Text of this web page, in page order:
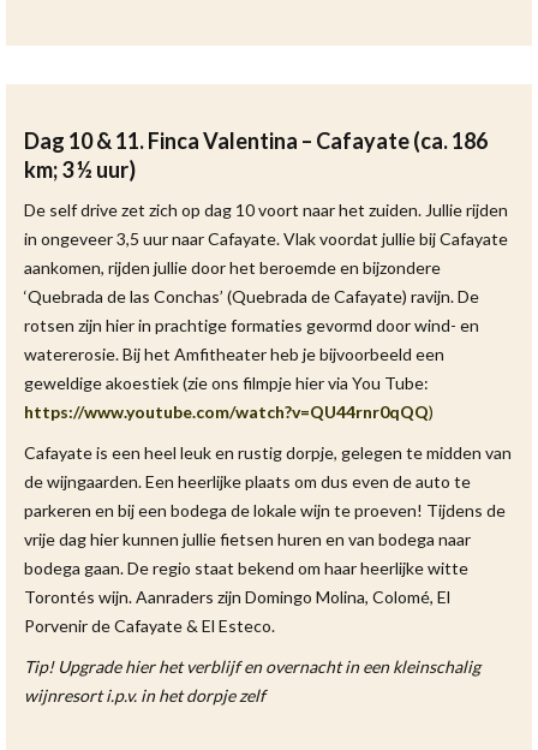
Dag 10 & 11. Finca Valentina – Cafayate (ca. 186
km; 3 ½ uur)
De self drive zet zich op dag 10 voort naar het zuiden. Jullie rijden
in ongeveer 3,5 uur naar Cafayate. Vlak voordat jullie bij Cafayate
aankomen, rijden jullie door het beroemde en bijzondere
‘Quebrada de las Conchas’ (Quebrada de Cafayate) ravijn. De
rotsen zijn hier in prachtige formaties gevormd door wind- en
watererosie. Bij het Amfitheater heb je bijvoorbeeld een
geweldige akoestiek (zie ons filmpje hier via You Tube:
https://www.youtube.com/watch?v=QU44rnr0qQQ)
Cafayate is een heel leuk en rustig dorpje, gelegen te midden van
de wijngaarden. Een heerlijke plaats om dus even de auto te
parkeren en bij een bodega de lokale wijn te proeven! Tijdens de
vrije dag hier kunnen jullie fietsen huren en van bodega naar
bodega gaan. De regio staat bekend om haar heerlijke witte
Torontés wijn. Aanraders zijn Domingo Molina, Colomé, El
Porvenir de Cafayate & El Esteco.
Tip! Upgrade hier het verblijf en overnacht in een kleinschalig
wijnresort i.p.v. in het dorpje zelf